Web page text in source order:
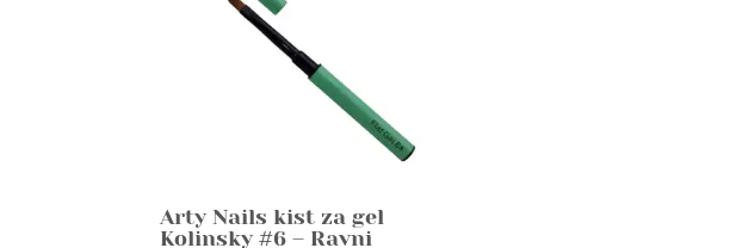
Arty Nails kist za gel
Kolinsky #6 – Ravni